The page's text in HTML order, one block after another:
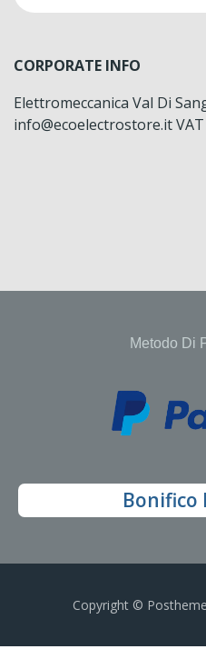
CORPORATE INFO
Elettromeccanica Val Di
info@ecoelectrostore.it
Metodo Di
Bonifico
Copyright ©